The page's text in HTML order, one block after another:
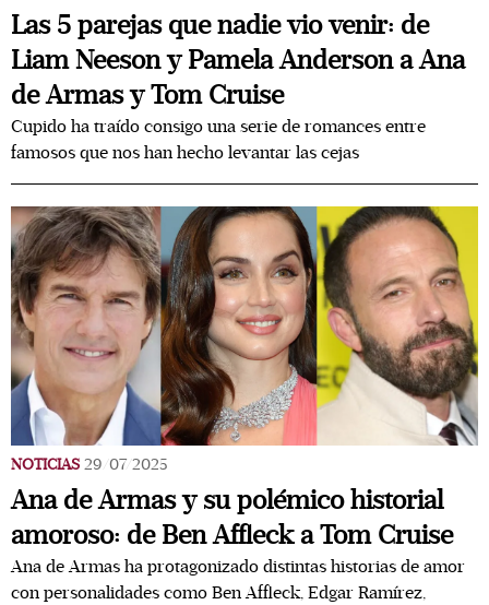
Las 5 parejas que nadie vio venir: de
Liam Neeson y Pamela Anderson a Ana
de Armas y Tom Cruise
Cupido ha traído consigo una serie de romances entre
famosos que nos han hecho levantar las cejas
NOTICIAS 29/07/2025
Ana de Armas y su polémico historial
amoroso: de Ben Affleck a Tom Cruise
Ana de Armas ha protagonizado distintas historias de amor
con personalidades como Ben Affleck, Edgar Ramírez,